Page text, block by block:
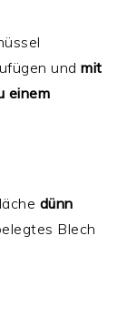
undmit
einem
dünn
Blech